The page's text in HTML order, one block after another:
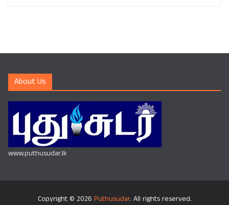
About Us
www.puthusudar.lk
Copyright © 2026 Puthusudar. All rights reserved.